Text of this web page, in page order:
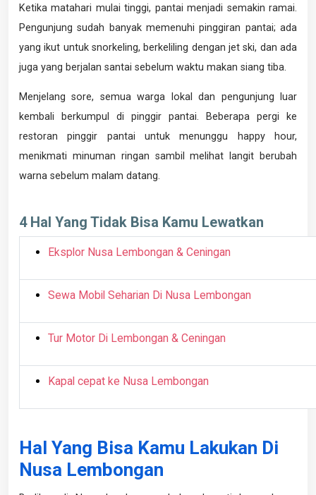
Ketika matahari mulai tinggi, pantai menjadi semakin ramai.
Pengunjung sudah banyak memenuhi pinggiran pantai; ada
yang ikut untuk snorkeling, berkeliling dengan jet ski, dan ada
juga yang berjalan santai sebelum waktu makan siang tiba.
Menjelang sore, semua warga lokal dan pengunjung luar
kembali berkumpul di pinggir pantai. Beberapa pergi ke
restoran pinggir pantai untuk menunggu happy hour,
menikmati minuman ringan sambil melihat langit berubah
warna sebelum malam datang.
4 Hal Yang Tidak Bisa Kamu Lewatkan
Eksplor Nusa Lembongan & Ceningan
Sewa Mobil Seharian Di Nusa Lembongan
Tur Motor Di Lembongan & Ceningan
Kapal cepat ke Nusa Lembongan
Hal Yang Bisa Kamu Lakukan Di
Nusa Lembongan